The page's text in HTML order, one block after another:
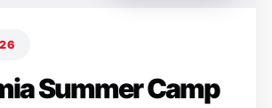
Summer Camp